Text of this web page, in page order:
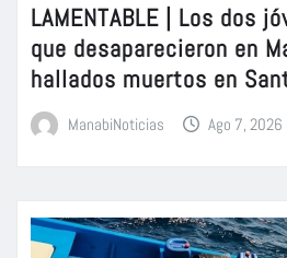
LAMENTABLE | Los dos
que desaparecieron en
hallados muertos en
ManabiNoticias Ago 7, 2026